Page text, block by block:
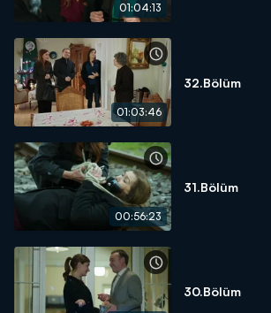
01:04:13
01:03:46
32.Bölüm
00:56:23
31.Bölüm
30.Bölüm